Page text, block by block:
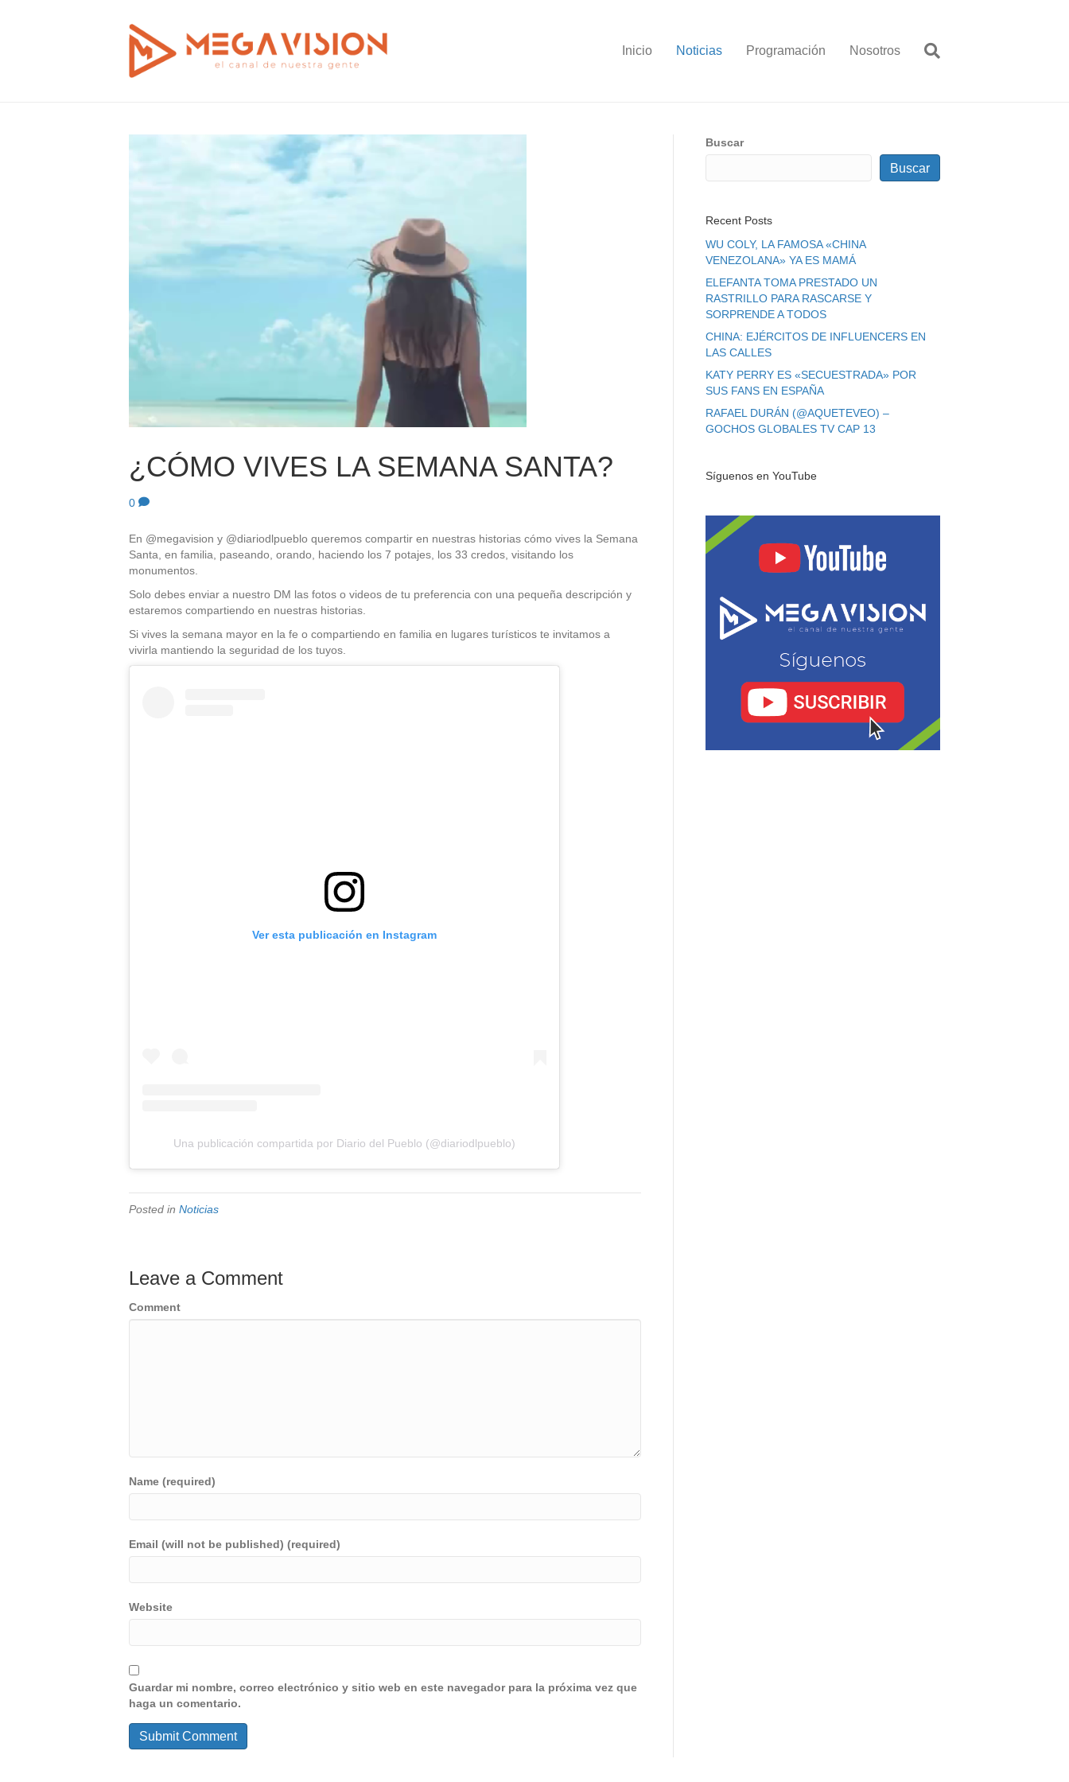
Inicio Noticias Programación Nosotros
¿CÓMO VIVES LA SEMANA SANTA?
0
En @megavision y @diariodlpueblo queremos compartir en nuestras historias cómo vives la Semana
Santa, en familia, paseando, orando, haciendo los 7 potajes, los 33 credos, visitando los
monumentos.
Solo debes enviar a nuestro DM las fotos o videos de tu preferencia con una pequeña descripción y
estaremos compartiendo en nuestras historias.
Si vives la semana mayor en la fe o compartiendo en familia en lugares turísticos te invitamos a
vivirla mantiendo la seguridad de los tuyos.
Ver esta publicación en Instagram
Una publicación compartida por Diario del Pueblo (@diariodlpueblo)
Posted in Noticias
Leave a Comment
Comment
Name (required)
Email (will not be published) (required)
Website
Guardar mi nombre, correo electrónico y sitio web en este navegador para la próxima vez que
haga un comentario.
Buscar
Buscar
Recent Posts
WU COLY, LA FAMOSA «CHINA
VENEZOLANA» YA ES MAMÁ
ELEFANTA TOMA PRESTADO UN
RASTRILLO PARA RASCARSE Y
SORPRENDE A TODOS
CHINA: EJÉRCITOS DE INFLUENCERS EN
LAS CALLES
KATY PERRY ES «SECUESTRADA» POR
SUS FANS EN ESPAÑA
RAFAEL DURÁN (@AQUETEVEO) –
GOCHOS GLOBALES TV CAP 13
Síguenos en YouTube